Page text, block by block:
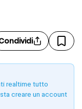
realtime tutto
creare un account